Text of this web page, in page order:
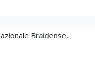
Braidense,